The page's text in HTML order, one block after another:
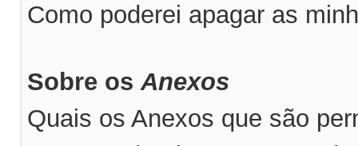
Como poderei apagar as
Sobre osAnexos
Quais os Anexos que são